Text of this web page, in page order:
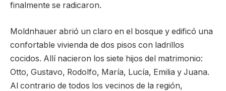
finalmente se radicaron.
Moldnhauer abrió un claro en el bosque y edificó una
confortable vivienda de dos pisos con ladrillos
cocidos. Allí nacieron los siete hijos del matrimonio:
Otto, Gustavo, Rodolfo, María, Lucía, Emilia y Juana.
Al contrario de todos los vecinos de la región,